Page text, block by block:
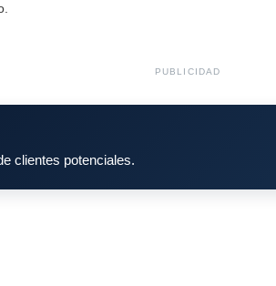
PUBLICIDAD
clientes potenciales.